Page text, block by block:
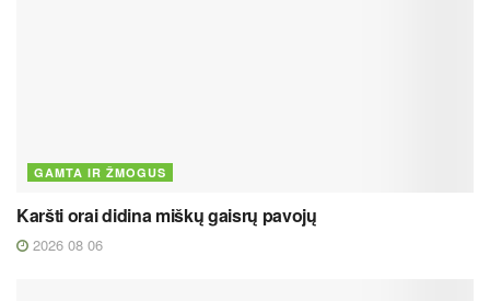
GAMTA IR ŽMOGUS
Karšti orai didina miškų gaisrų pavojų
2026 08 06